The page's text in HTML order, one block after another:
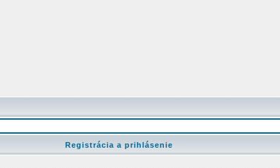
Registrácia a prihlásenie